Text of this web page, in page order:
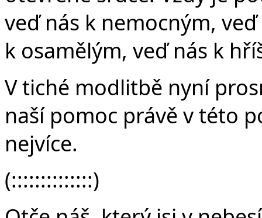
veď nás k nemocným,
k osamělým, veď nás k
V tiché modlitbě nyní
naší pomoc právě v této
nejvíce.
(::::::::::::::)